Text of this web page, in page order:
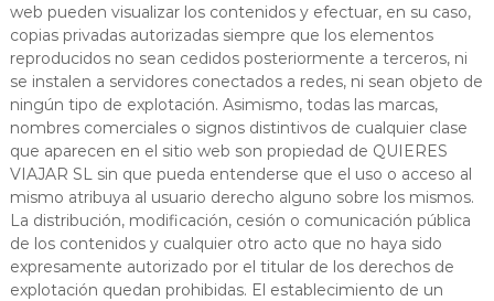
web pueden visualizar los contenidos y efectuar, en su caso,
copias privadas autorizadas siempre que los elementos
reproducidos no sean cedidos posteriormente a terceros, ni
se instalen a servidores conectados a redes, ni sean objeto de
ningún tipo de explotación. Asimismo, todas las marcas,
nombres comerciales o signos distintivos de cualquier clase
que aparecen en el sitio web son propiedad de QUIERES
VIAJAR SL sin que pueda entenderse que el uso o acceso al
mismo atribuya al usuario derecho alguno sobre los mismos.
La distribución, modificación, cesión o comunicación pública
de los contenidos y cualquier otro acto que no haya sido
expresamente autorizado por el titular de los derechos de
explotación quedan prohibidas. El establecimiento de un